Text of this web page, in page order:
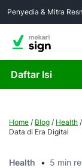
Penyedia & Mitra
Daftar Isi
Home / Blog / Health /
Data di Era Digital
Health 5 min